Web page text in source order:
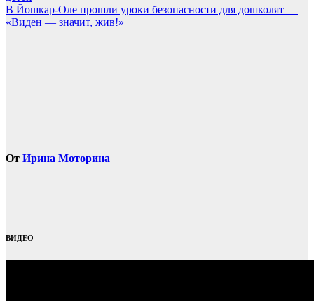
по
записям
В Йошкар-Оле прошли уроки безопасности для дошколят —
«Виден — значит, жив!»
От Ирина Моторина
ВИДЕО